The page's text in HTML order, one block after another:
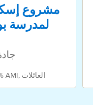
مشروع
لمدرسة
120% AMI, العائلات